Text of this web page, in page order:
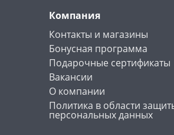
Компания
Контакты и магазины
Бонусная программа
Подарочные сертификаты
Вакансии
О компании
Политика в области
персональных данных